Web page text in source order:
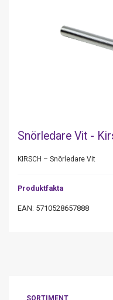
Snörledare Vit -
KIRSCH – Snörledare Vit
Produktfakta
EAN: 5710528657888